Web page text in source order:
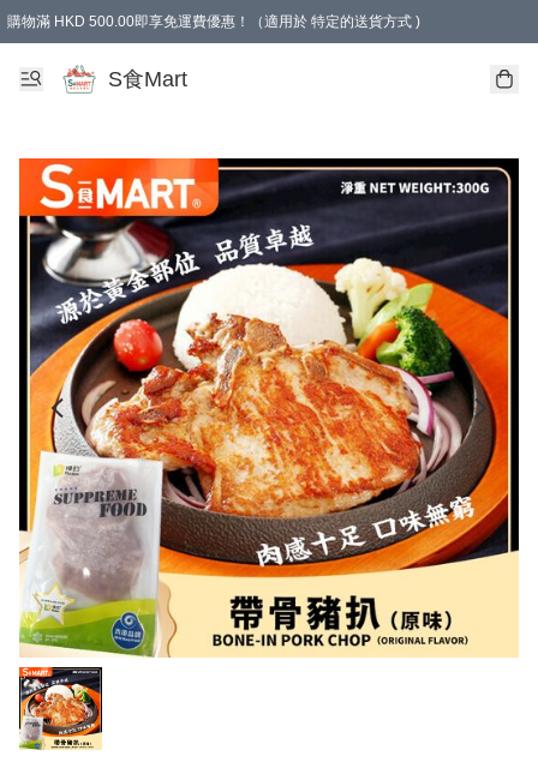
購物滿 HKD 500.00即享免運費優惠！（適用於 特定的送貨方式 )
S食Mart